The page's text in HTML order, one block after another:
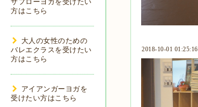
2018-10-01 01:25:16
サフローヨガを受けたい
方はこちら
大人の女性のための
バレエクラスを受けたい
方はこちら
アイアンガーヨガを
受けたい方はこちら